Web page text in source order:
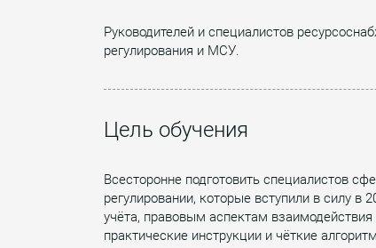
Руководителей и специалистов
регулирования и МСУ.
Цель обучения
Всесторонне подготовить специалистов
регулировании, которые вступили в силу в
учёта, правовым аспектам
практические инструкции и чёткие